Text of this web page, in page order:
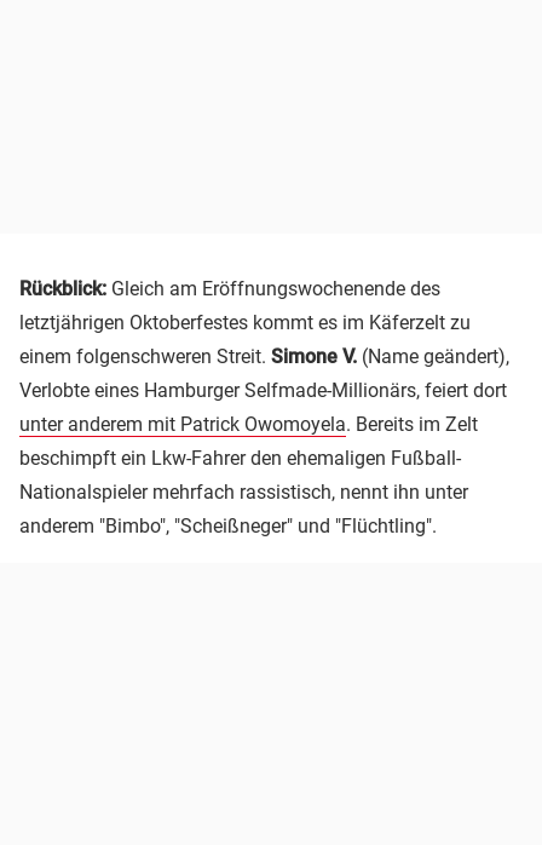
Rückblick: Gleich am Eröffnungswochenende des
letztjährigen Oktoberfestes kommt es im Käferzelt zu
einem folgenschweren Streit. Simone V. (Name geändert),
Verlobte eines Hamburger Selfmade-Millionärs, feiert dort
unter anderem mit Patrick Owomoyela. Bereits im Zelt
beschimpft ein Lkw-Fahrer den ehemaligen Fußball-
Nationalspieler mehrfach rassistisch, nennt ihn unter
anderem "Bimbo", "Scheißneger" und "Flüchtling".